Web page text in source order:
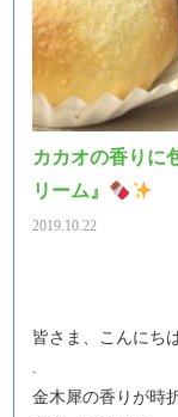
カカオの香りに
リーム』
2019.10.22
皆さま、こんにち
.
金木犀の香りが時